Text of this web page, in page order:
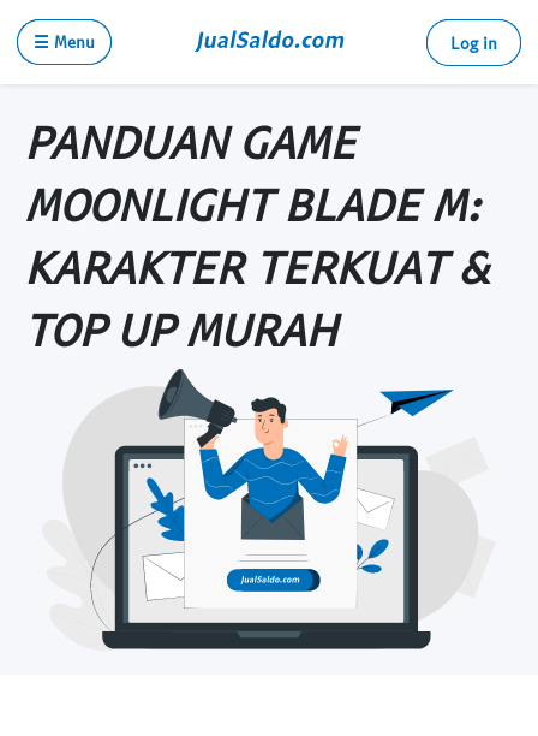
☰ Menu Log in
PANDUAN GAME
MOONLIGHT BLADE M:
KARAKTER TERKUAT &
TOP UP MURAH